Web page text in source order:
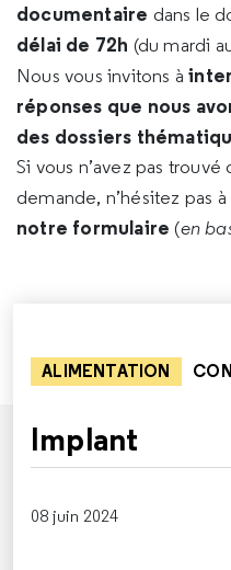
documentaire dans le
délai de 72h (du mardi
Nous vous invitons à
réponses que nous
des dossiers
Si vous n’avez pas
demande, n’hésitez pas à
notre formulaire (en
ALIMENTATION
Implant
08 juin 2024